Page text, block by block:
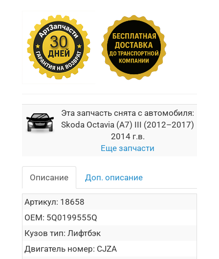
Эта запчасть снята с автомобиля:
Skoda Octavia (A7) III (2012–2017)
2014 г.в.
Еще запчасти
Описание Доп. описание
Артикул: 18658
OEM: 5Q0199555Q
Кузов тип: Лифтбэк
Двигатель номер: CJZA